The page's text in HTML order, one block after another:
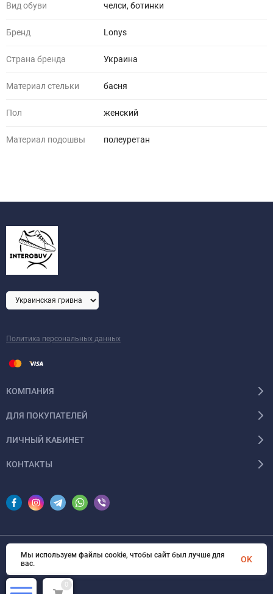
Вид обуви челси, ботинки
Бренд Lonys
Страна бренда Украина
Материал стельки басня
Пол женский
Материал подошвы полеуретан
Политика персональных данных
КОМПАНИЯ
ДЛЯ ПОКУПАТЕЛЕЙ
ЛИЧНЫЙ КАБИНЕТ
КОНТАКТЫ
© 2026 InSale. Все права защищены
0
Мы используем файлы cookie, чтобы сайт был лучше для
вас.
OK